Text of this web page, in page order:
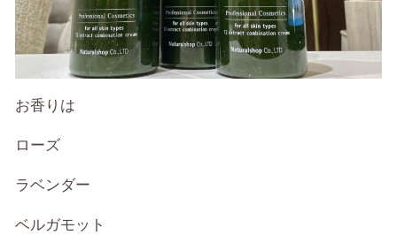
お香りは
ローズ
ラベンダー
ベルガモット